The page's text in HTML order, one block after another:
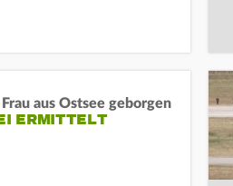
Frau aus Ostsee geborgen
ERMITTELT